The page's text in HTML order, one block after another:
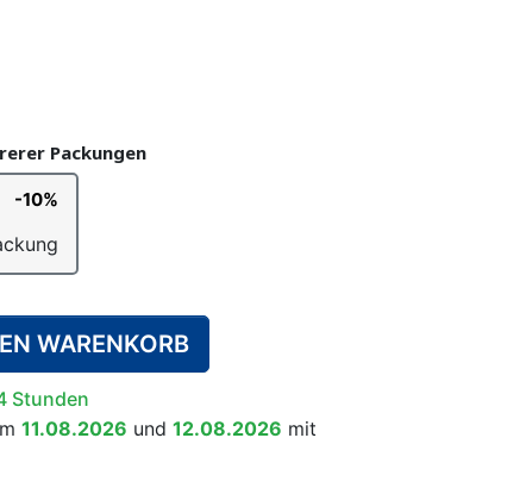
Packungen
-10%
WARENKORB
Stunden
11.08.2026 und 12.08.2026 mit